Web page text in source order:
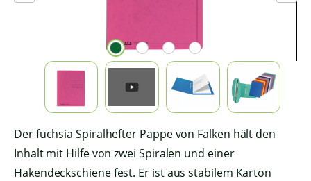
Der fuchsia Spiralhefter Pappe von Falken hält den
Inhalt mit Hilfe von zwei Spiralen und einer
Hakendeckschiene fest. Er ist aus stabilem Karton